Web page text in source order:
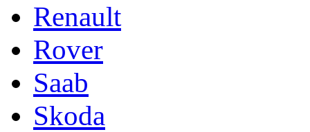
Renault
Rover
Saab
Skoda